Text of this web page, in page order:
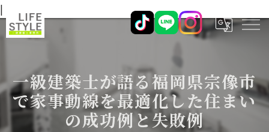
|
一級建築士が語る福岡県宗像市
で家事動線を最適化した住まい
の成功例と失敗例